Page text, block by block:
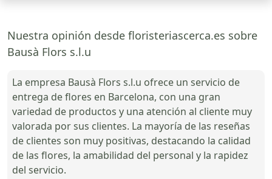
Nuestra opinión desde floristeriascerca.es sobre
Bausà Flors s.l.u
La empresa Bausà Flors s.l.u ofrece un servicio de
entrega de flores en Barcelona, con una gran
variedad de productos y una atención al cliente muy
valorada por sus clientes. La mayoría de las reseñas
de clientes son muy positivas, destacando la calidad
de las flores, la amabilidad del personal y la rapidez
del servicio.